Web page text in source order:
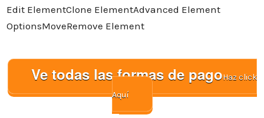
Edit ElementClone ElementAdvanced Element
OptionsMoveRemove Element
Ve todas las formas de pagoHaz click
Aquí